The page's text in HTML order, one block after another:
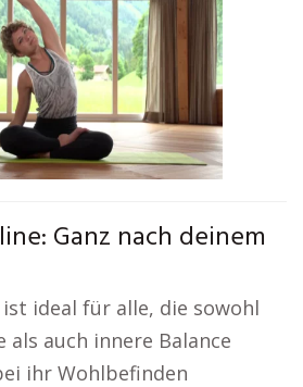
Ganz nach deinem
ist ideal für alle, die sowohl
auch innere Balance
ihr Wohlbefinden